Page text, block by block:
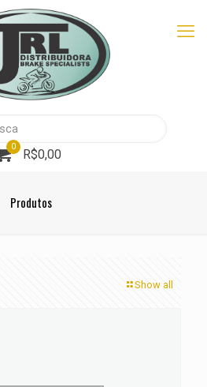
0
R$0,00
Produtos
Show all